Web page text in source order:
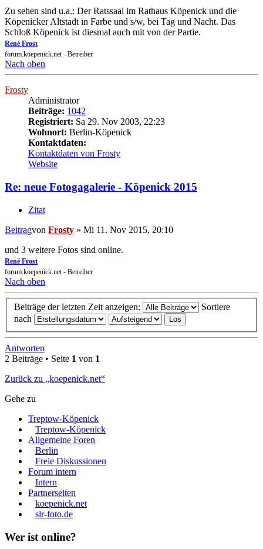
Zu sehen sind u.a.: Der Ratssaal im Rathaus Köpenick und die
Köpenicker Altstadt in Farbe und s/w, bei Tag und Nacht. Das
Schloß Köpenick ist diesmal auch mit von der Partie.
René Frost
forum.koepenick.net - Betreiber
Nach oben
Frosty
Administrator
Beiträge: 1042
Registriert: Sa 29. Nov 2003, 22:23
Wohnort: Berlin-Köpenick
Kontaktdaten:
Kontaktdaten von Frosty
Website
Re: neue Fotogagalerie - Köpenick 2015
Zitat
Beitragvon Frosty » Mi 11. Nov 2015, 20:10
und 3 weitere Fotos sind online.
René Frost
forum.koepenick.net - Betreiber
Nach oben
Beiträge der letzten Zeit anzeigen:
Sortiere
nach
Antworten
2 Beiträge • Seite 1 von 1
Zurück zu „koepenick.net“
Gehe zu
Treptow-Köpenick
Treptow-Köpenick
Allgemeine Foren
Berlin
Freie Diskussionen
Forum intern
Intern
Partnerseiten
koepenick.net
slr-foto.de
Wer ist online?